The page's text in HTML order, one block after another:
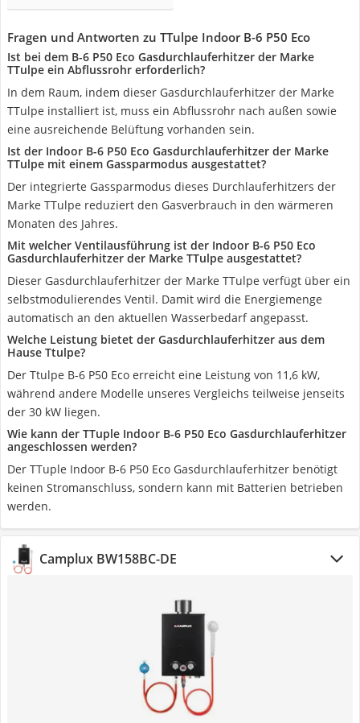
Fragen und Antworten zu TTulpe Indoor B-6 P50 Eco
Ist bei dem B-6 P50 Eco Gasdurchlauferhitzer der Marke
TTulpe ein Abflussrohr erforderlich?
In dem Raum, indem dieser Gasdurchlauferhitzer der Marke
TTulpe installiert ist, muss ein Abflussrohr nach außen sowie
eine ausreichende Belüftung vorhanden sein.
Ist der Indoor B-6 P50 Eco Gasdurchlauferhitzer der Marke
TTulpe mit einem Gassparmodus ausgestattet?
Der integrierte Gassparmodus dieses Durchlauferhitzers der
Marke TTulpe reduziert den Gasverbrauch in den wärmeren
Monaten des Jahres.
Mit welcher Ventilausführung ist der Indoor B-6 P50 Eco
Gasdurchlauferhitzer der Marke TTulpe ausgestattet?
Dieser Gasdurchlauferhitzer der Marke TTulpe verfügt über ein
selbstmodulierendes Ventil. Damit wird die Energiemenge
automatisch an den aktuellen Wasserbedarf angepasst.
Welche Leistung bietet der Gasdurchlauferhitzer aus dem
Hause Ttulpe?
Der Ttulpe B-6 P50 Eco erreicht eine Leistung von 11,6 kW,
während andere Modelle unseres Vergleichs teilweise jenseits
der 30 kW liegen.
Wie kann der TTuple Indoor B-6 P50 Eco Gasdurchlauferhitzer
angeschlossen werden?
Der TTuple Indoor B-6 P50 Eco Gasdurchlauferhitzer benötigt
keinen Stromanschluss, sondern kann mit Batterien betrieben
werden.
Camplux BW158BC-DE